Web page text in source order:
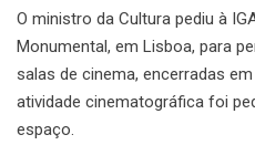
O ministro da Cultura pediu à
Monumental, em Lisboa, para
salas de cinema, encerradas
atividade cinematográfica foi
espaço.